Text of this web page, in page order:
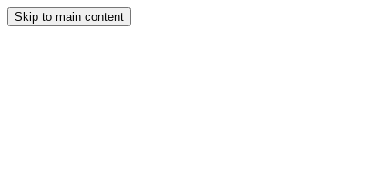
Skip to main content